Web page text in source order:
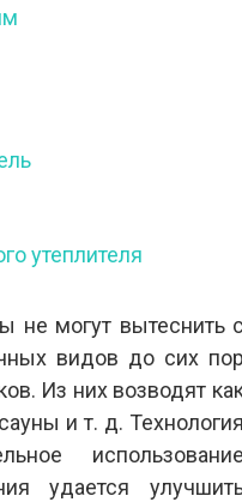
утеплителя
не могут вытеснить с
видов до сих пор
Из них возводят
и т. д. Технология
использование
удается